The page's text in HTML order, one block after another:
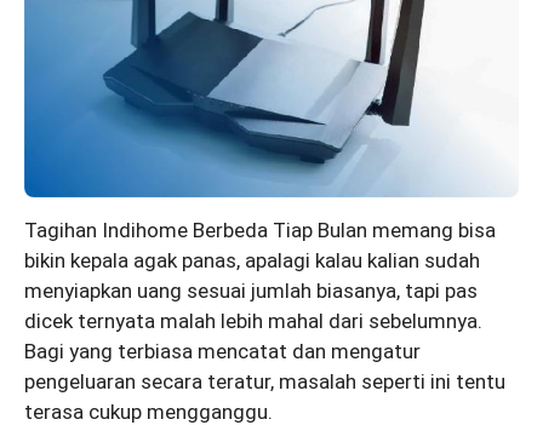
Tagihan Indihome Berbeda Tiap Bulan memang bisa
bikin kepala agak panas, apalagi kalau kalian sudah
menyiapkan uang sesuai jumlah biasanya, tapi pas
dicek ternyata malah lebih mahal dari sebelumnya.
Bagi yang terbiasa mencatat dan mengatur
pengeluaran secara teratur, masalah seperti ini tentu
terasa cukup mengganggu.